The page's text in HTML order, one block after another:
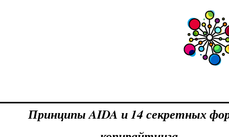
Принципы AIDA и 14 секретных